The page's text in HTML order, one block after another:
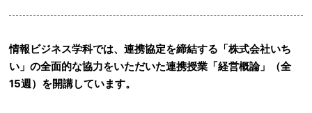
情報ビジネス学科では、連携協定を締結する「株式会社いち
い」の全面的な協力をいただいた連携授業「経営概論」（全
15週）を開講しています。